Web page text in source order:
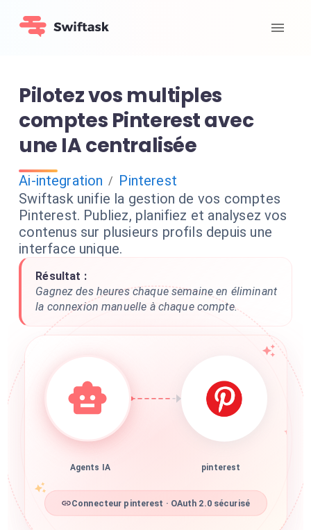
Pilotez vos multiples
comptes Pinterest avec
une IA centralisée
Ai-integration / Pinterest
Swiftask unifie la gestion de vos comptes
Pinterest. Publiez, planifiez et analysez vos
contenus sur plusieurs profils depuis une
interface unique.
Résultat :
Gagnez des heures chaque semaine en éliminant
la connexion manuelle à chaque compte.
Agents IA pinterest
Connecteur pinterest · OAuth 2.0 sécurisé